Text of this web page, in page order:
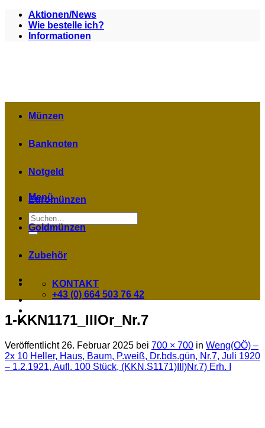
Zum
Inhalt
springen
Aktionen/News
Wie bestelle ich?
Informationen
Menü
Suchen
nach:
Münzen
Banknoten
Notgeld
Euromünzen
Goldmünzen
Zubehör
KONTAKT
+43 (0) 664 503 76 42
1-KKN1171_IIIOr_Nr.7
Veröffentlicht 26. Februar 2025 bei 700 × 700 in Weng(OÖ) –
2x 10 Heller, Haus, Baum, P.weiß, Dr.bds.gün, Nr.7, Juli 1920
– 1.2.1921, Aufl. 100 Stück, (KKN.S1171)III)Nr.7) Erh. I